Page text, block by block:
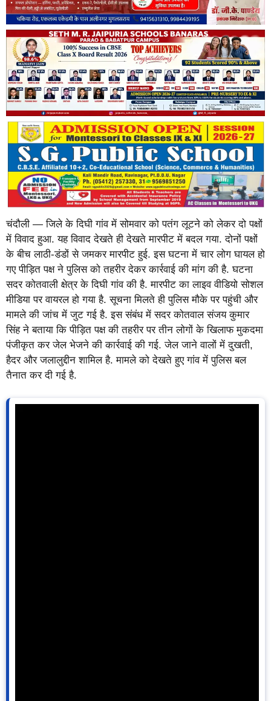
चंदौली — जिले के दिघी गांव में सोमवार को पतंग लूटने को लेकर दो पक्षों
में विवाद हुआ. यह विवाद देखते ही देखते मारपीट में बदल गया. दोनों पक्षों
के बीच लाठी-डंडों से जमकर मारपीट हुई. इस घटना में चार लोग घायल हो
गए पीड़ित पक्ष ने पुलिस को तहरीर देकर कार्रवाई की मांग की है. घटना
सदर कोतवाली क्षेत्र के दिघी गांव की है. मारपीट का लाइव वीडियो सोशल
मीडिया पर वायरल हो गया है. सूचना मिलते ही पुलिस मौके पर पहुंची और
मामले की जांच में जुट गई है. इस संबंध में सदर कोतवाल संजय कुमार
सिंह ने बताया कि पीड़ित पक्ष की तहरीर पर तीन लोगों के खिलाफ मुकदमा
पंजीकृत कर जेल भेजने की कार्रवाई की गई. जेल जाने वालों में दुखती,
हैदर और जलालुद्दीन शामिल है. मामले को देखते हुए गांव में पुलिस बल
तैनात कर दी गई है.